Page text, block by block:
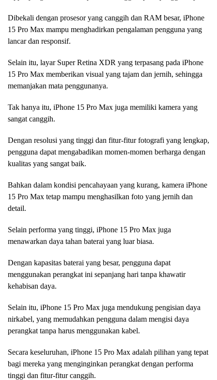
Dibekali dengan prosesor yang canggih dan RAM besar, iPhone
15 Pro Max mampu menghadirkan pengalaman pengguna yang
lancar dan responsif.
Selain itu, layar Super Retina XDR yang terpasang pada iPhone
15 Pro Max memberikan visual yang tajam dan jernih, sehingga
memanjakan mata penggunanya.
Tak hanya itu, iPhone 15 Pro Max juga memiliki kamera yang
sangat canggih.
Dengan resolusi yang tinggi dan fitur-fitur fotografi yang lengkap,
pengguna dapat mengabadikan momen-momen berharga dengan
kualitas yang sangat baik.
Bahkan dalam kondisi pencahayaan yang kurang, kamera iPhone
15 Pro Max tetap mampu menghasilkan foto yang jernih dan
detail.
Selain performa yang tinggi, iPhone 15 Pro Max juga
menawarkan daya tahan baterai yang luar biasa.
Dengan kapasitas baterai yang besar, pengguna dapat
menggunakan perangkat ini sepanjang hari tanpa khawatir
kehabisan daya.
Selain itu, iPhone 15 Pro Max juga mendukung pengisian daya
nirkabel, yang memudahkan pengguna dalam mengisi daya
perangkat tanpa harus menggunakan kabel.
Secara keseluruhan, iPhone 15 Pro Max adalah pilihan yang tepat
bagi mereka yang menginginkan perangkat dengan performa
tinggi dan fitur-fitur canggih.